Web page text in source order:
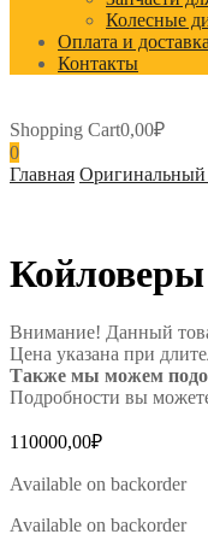
Колесные
Оплата и доставка
Контакты
Shopping Cart0,00₽
0
Главная
Койловеры
Внимание! Данный
Цена указана при
Также мы можем
Подробности вы
110000,00₽
Available on backorder
Available on backorder